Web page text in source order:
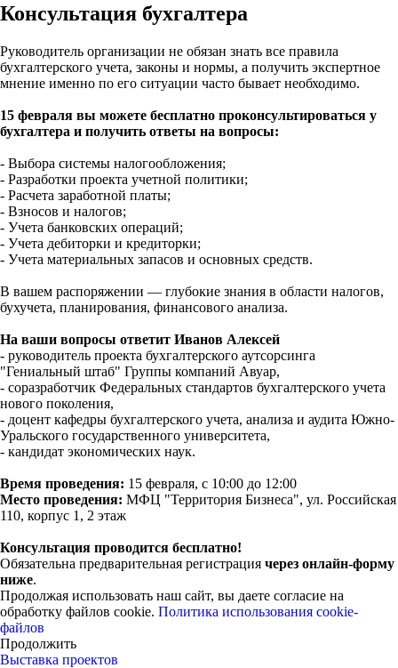
Консультация бухгалтера
Руководитель организации не обязан знать все правила
бухгалтерского учета, законы и нормы, а получить экспертное
мнение именно по его ситуации часто бывает необходимо.
15 февраля вы можете бесплатно проконсультироваться у
бухгалтера и получить ответы на вопросы:
- Выбора системы налогообложения;
- Разработки проекта учетной политики;
- Расчета заработной платы;
- Взносов и налогов;
- Учета банковских операций;
- Учета дебиторки и кредиторки;
- Учета материальных запасов и основных средств.
В вашем распоряжении — глубокие знания в области налогов,
бухучета, планирования, финансового анализа.
На ваши вопросы ответит Иванов Алексей
- руководитель проекта бухгалтерского аутсорсинга
"Гениальный штаб" Группы компаний Авуар,
- соразработчик Федеральных стандартов бухгалтерского учета
нового поколения,
- доцент кафедры бухгалтерского учета, анализа и аудита Южно-
Уральского государственного университета,
- кандидат экономических наук.
Время проведения: 15 февраля, с 10:00 до 12:00
Место проведения: МФЦ "Территория Бизнеса", ул. Российская
110, корпус 1, 2 этаж
Консультация проводится бесплатно!
Обязательна предварительная регистрация через онлайн-форму
ниже.
Продолжая использовать наш сайт, вы даете согласие на
обработку файлов cookie. Политика использования cookie-
файлов
Продолжить
Выставка проектов